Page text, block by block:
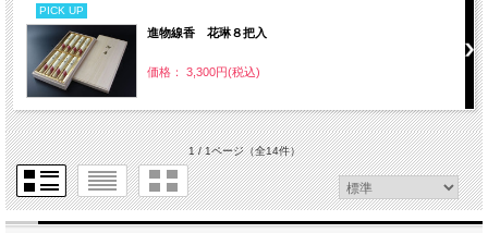
PICK UP
進物線香 花琳８把入
価格： 3,300円(税込)
1 / 1ページ（全14件）